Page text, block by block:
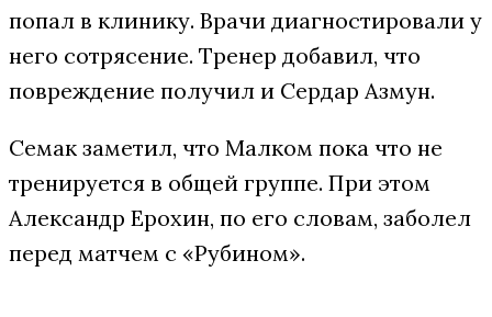
попал в клинику. Врачи диагностировали у
него сотрясение. Тренер добавил, что
повреждение получил и Сердар Азмун.
Семак заметил, что Малком пока что не
тренируется в общей группе. При этом
Александр Ерохин, по его словам, заболел
перед матчем с «Рубином».